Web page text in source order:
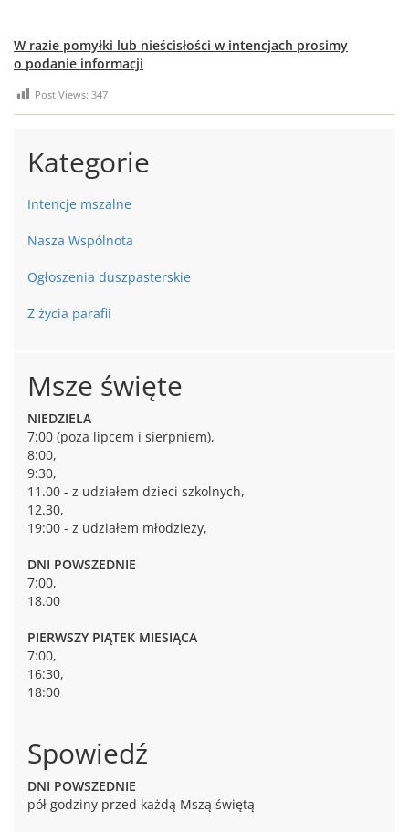
W razie pomyłki lub nieścisłości w intencjach prosimy
o podanie informacji
Post Views: 347
Kategorie
Intencje mszalne
Nasza Wspólnota
Ogłoszenia duszpasterskie
Z życia parafii
Msze święte
NIEDZIELA
7:00 (poza lipcem i sierpniem),
8:00,
9:30,
11.00 - z udziałem dzieci szkolnych,
12.30,
19:00 - z udziałem młodzieży,
DNI POWSZEDNIE
7:00,
18.00
PIERWSZY PIĄTEK MIESIĄCA
7:00,
16:30,
18:00
Spowiedź
DNI POWSZEDNIE
pół godziny przed każdą Mszą świętą